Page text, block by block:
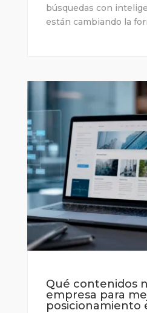
búsquedas con
están cambiando la
Qué contenidos
empresa para
posicionamiento